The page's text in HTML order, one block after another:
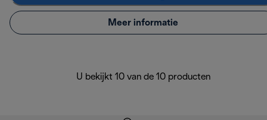
Meer informatie
U bekijkt 10 van de 10 producten